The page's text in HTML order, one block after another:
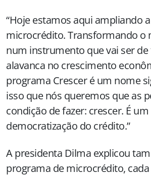
“Hoje estamos aqui ampliando
microcrédito. Transformando o
num instrumento que vai ser
alavanca no crescimento
programa Crescer é um nome
isso que nós queremos que as
condição de fazer: crescer. É
democratização do crédito.”
A presidenta Dilma explicou
programa de microcrédito, cada